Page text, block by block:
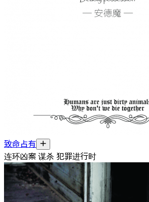
致命占有
连环凶案 谋杀 犯罪进行时